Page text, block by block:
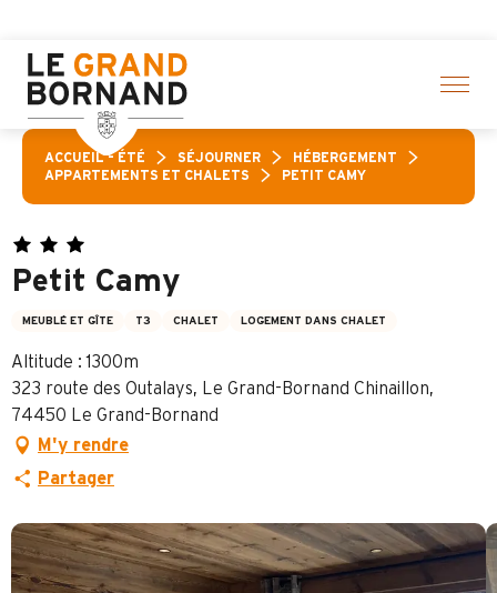
contenu
principal
ACCUEIL – ÉTÉ SÉJOURNER
HÉBERGEMENT
APPARTEMENTS ET CHALETS
PETIT CAMY
Petit Camy
MEUBLÉ ET GÎTE T3 CHALET LOGEMENT DANS CHALET
Altitude : 1300m
323 route des Outalays, Le Grand-Bornand Chinaillon,
74450 Le Grand-Bornand
M'y rendre
Partager